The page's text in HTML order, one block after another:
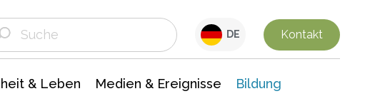
DE Kontakt
& Leben Medien & Ereignisse Bildung